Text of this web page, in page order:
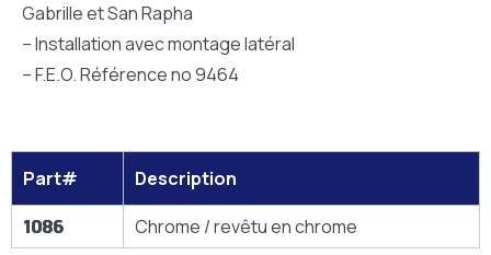
Gabrille et San Rapha
– Installation avec montage latéral
– F.E.O. Référence no 9464
Part#
Description
1086
Chrome / revêtu en chrome